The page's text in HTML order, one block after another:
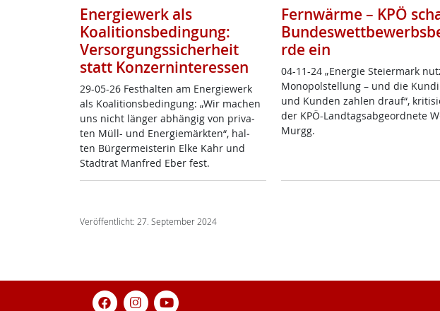
Energiewerk als
Koalitionsbedingung:
Versorgungssicherheit
statt Konzerninteressen
29-05-26 Fest­hal­ten am En­er­gie­werk
als Koa­li­ti­ons­be­din­gung: „Wir ma­chen
uns nicht län­ger ab­hän­gig von pri­va­
ten Müll- und En­er­gie­märk­ten“, hal­
ten ­Bür­ger­meis­te­rin El­ke Kahr und
Stadt­rat Man­f­red Eber fest.
Fernwärme – KPÖ
rde ein
04-11-24 „En­er­gie Stei­er­mark
Mo­no­pol­stel­lung – und die
und Kun­den zah­len drauf“,
der KPÖ-Land­tags­ab­ge­ord­ne­te
Murgg.
Veröffentlicht: 27. September 2024